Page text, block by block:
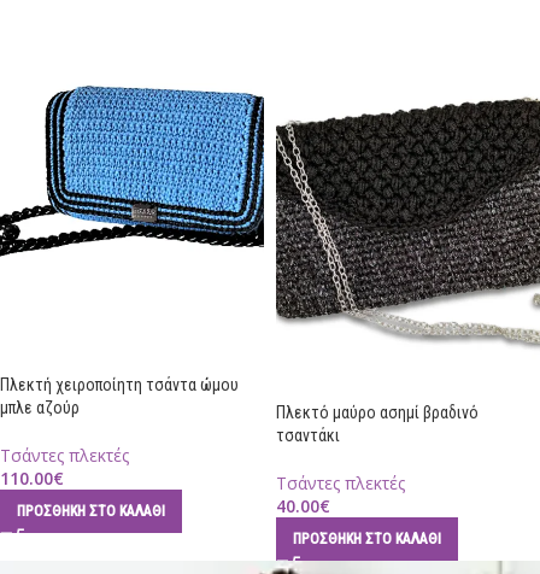
Πλεκτή χειροποίητη τσάντα ώμου
μπλε αζούρ
Τσάντες πλεκτές
110.00€
ΠΡΟΣΘΉΚΗ ΣΤΟ ΚΑΛΆΘΙ
Πλεκτό μαύρο ασημί βραδινό
τσαντάκι
Τσάντες πλεκτές
40.00€
ΠΡΟΣΘΉΚΗ ΣΤΟ ΚΑΛΆΘΙ